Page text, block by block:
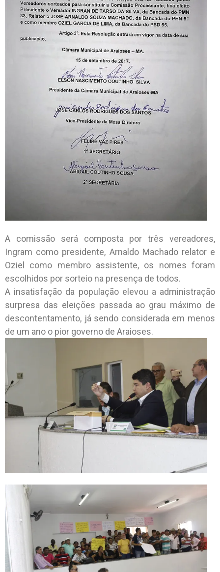
A comissão será composta por três vereadores,
Ingram como presidente, Arnaldo Machado relator e
Oziel como membro assistente, os nomes foram
escolhidos por sorteio na presença de todos.
A insatisfação da população elevou a administração
surpresa das eleições passada ao grau máximo de
descontentamento, já sendo considerada em menos
de um ano o pior governo de Araioses.